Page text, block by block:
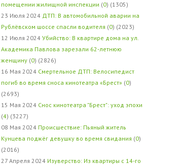
помещении жилищной инспекции (0) (1305)
23 Июля 2024 ДТП: В автомобильной аварии на
Рублёвском шоссе спасли водителя (0) (2023)
12 Июля 2024 Убийство: В квартире дома на ул.
Академика Павлова зарезали 62-летнюю
женщину (0) (2826)
16 Мая 2024 Смертельное ДТП: Велосипедист
погиб во время сноса кинотеатра «Брест» (0)
(2693)
15 Мая 2024 Снос кинотеатра "Брест": уход эпохи
(4) (3227)
08 Мая 2024 Происшествие: Пьяный житель
Кунцева поджёг девушку во время свидания (0)
(2016)
27 Апреля 2024 Изуверство: Из квартиры с 14-го